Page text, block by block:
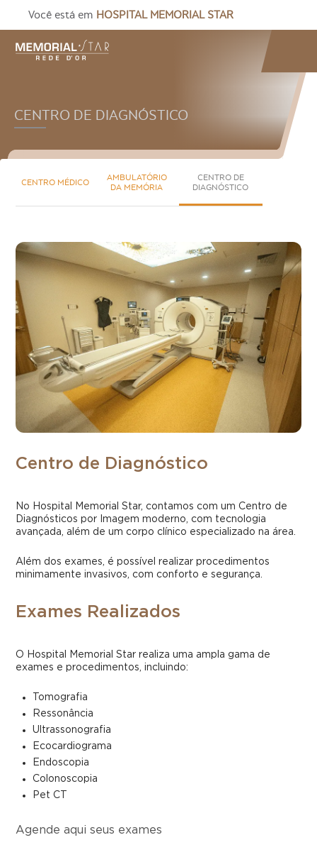
Você está em HOSPITAL MEMORIAL STAR
CENTRO DE DIAGNÓSTICO
Centro de Diagnóstico
No Hospital Memorial Star, contamos com um Centro de
Diagnósticos por Imagem moderno, com tecnologia
avançada, além de um corpo clínico especializado na área.
Além dos exames, é possível realizar procedimentos
minimamente invasivos, com conforto e segurança.
Exames Realizados
O Hospital Memorial Star realiza uma ampla gama de
exames e procedimentos, incluindo:
Tomografia
Ressonância
Ultrassonografia
Ecocardiograma
Endoscopia
Colonoscopia
Pet CT
Agende aqui seus exames
CENTRO MÉDICO
AMBULATÓRIO
DA MEMÓRIA
CENTRO DE
DIAGNÓSTICO
Ambulatório da Memória
Centro de Diagnóstico
Sala de Hemodinâmica
Sala Robótica
Oncologia D’Or
Salas Cirúrgicas
Emergência
Concierge e Day Hospital